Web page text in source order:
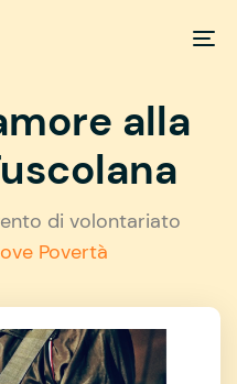
alla
di volontariato
Povertà